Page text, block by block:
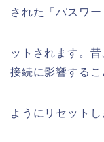
された「パスワ
ットされます。
接続に影響する
ようにリセットし